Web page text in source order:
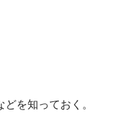
を知っておく。